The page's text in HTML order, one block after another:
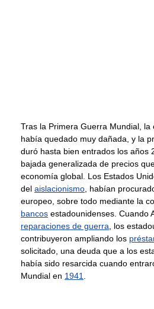
Tras la Primera Guerra Mundial,
había quedado muy dañada, y la
duró hasta bien entrados los años
bajada generalizada de precios
economía global. Los Estados
del aislacionismo , habían
europeo, sobre todo mediante la
bancos estadounidenses. Cuando
reparaciones de guerra , los
contribuyeron ampliando los
solicitado, una deuda que a los
había sido resarcida cuando
Mundial en 1941